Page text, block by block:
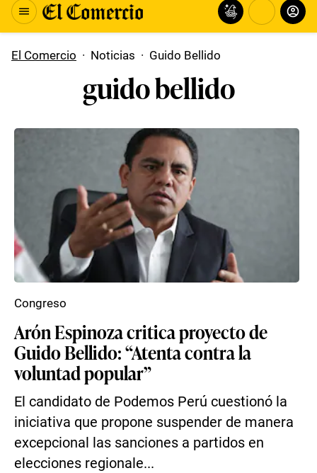
El Comercio · Noticias · Guido Bellido
guido bellido
Arón Espinoza critica proyecto de
Guido Bellido: “Atenta contra la
voluntad popular”
El candidato de Podemos Perú cuestionó la
iniciativa que propone suspender de manera
excepcional las sanciones a partidos en
elecciones regionale...
Congreso